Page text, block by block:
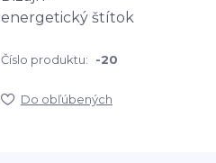
Číslo produktu: -20
Do obľúbených